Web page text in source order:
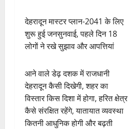
देहरादून मास्टर प्लान-2041 के लिए
शुरू हुई जनसुनवाई, पहले दिन 18
लोगों ने रखे सुझाव और आपत्तियां
आने वाले डेढ़ दशक में राजधानी
देहरादून कैसी दिखेगी, शहर का
विस्तार किस दिशा में होगा, हरित क्षेत्र
कैसे संरक्षित रहेंगे, यातायात व्यवस्था
कितनी आधुनिक होगी और बढ़ती